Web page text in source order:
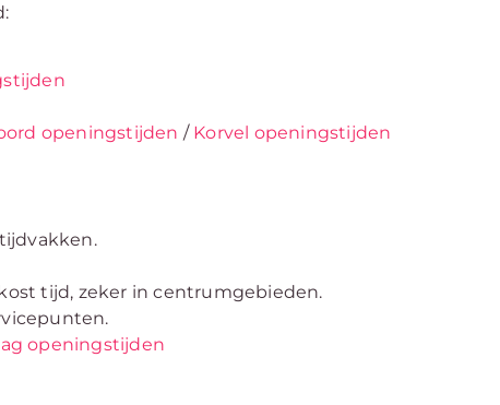
openingstijden / Korvel openingstijden
tijd, zeker in centrumgebieden.
openingstijden